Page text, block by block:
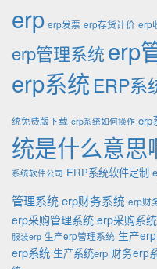
erp erp发票 erp存货计价 erp
erp管理系统erp
erp系统 ERP系
统免费版下载 erp系统如何操作 erp
统是什么意思
系统软件公司 ERP系统软件定制
管理系统erp财务系统 erp财
erp采购管理系统 erp采购系统
服装erp 生产erp管理系统 生产
erp系统 生产系统erp 财务erp